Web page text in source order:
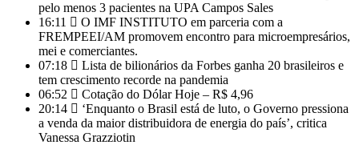
pelo menos 3 pacientes na UPA Campos Sales
16:11
O IMF INSTITUTO em parceria com a
FREMPEEI/AM promovem encontro para microempresários,
mei e comerciantes.
07:18
Lista de bilionários da Forbes ganha 20 brasileiros e
tem crescimento recorde na pandemia
06:52
Cotação do Dólar Hoje – R$ 4,96
20:14
‘Enquanto o Brasil está de luto, o Governo pressiona
a venda da maior distribuidora de energia do país’, critica
Vanessa Grazziotin